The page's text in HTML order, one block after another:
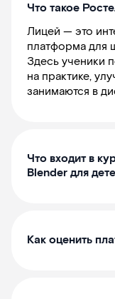
Что такое
Лицей — это
платформа для
Здесь ученики
на практике,
занимаются в
Что входит в
Blender для
Как оценить